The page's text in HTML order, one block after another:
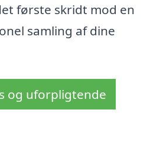
første skridt mod en
samling af dine
og uforpligtende